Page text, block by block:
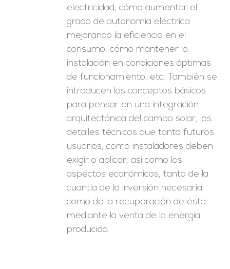
electricidad, cómo aumentar el
grado de autonomía eléctrica
mejorando la eficiencia en el
consumo, cómo mantener la
instalación en condiciones óptimas
de funcionamiento, etc. También se
introducen los conceptos básicos
para pensar en una integración
arquitectónica del campo solar, los
detalles técnicos que tanto futuros
usuarios, como instaladores deben
exigir o aplicar, así como los
aspectos económicos, tanto de la
cuantía de la inversión necesaria
como de la recuperación de ésta
mediante la venta de la energía
producida.